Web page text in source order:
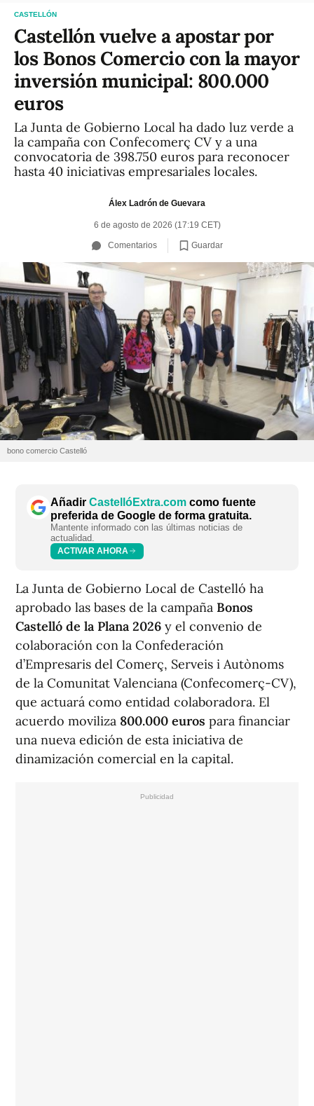
CASTELLÓN
Castellón vuelve a apostar por
los Bonos Comercio con la mayor
inversión municipal: 800.000
euros
La Junta de Gobierno Local ha dado luz verde a
la campaña con Confecomerç CV y a una
convocatoria de 398.750 euros para reconocer
hasta 40 iniciativas empresariales locales.
Álex Ladrón de Guevara
6 de agosto de 2026 (17:19 CET)
Comentarios Guardar
bono comercio Castelló
Añadir CastellóExtra.com como fuente
preferida de Google de forma gratuita.
Mantente informado con las últimas noticias de
actualidad.
ACTIVAR AHORA
La Junta de Gobierno Local de Castelló ha
aprobado las bases de la campaña Bonos
Castelló de la Plana 2026 y el convenio de
colaboración con la Confederación
d’Empresaris del Comerç, Serveis i Autònoms
de la Comunitat Valenciana (Confecomerç-CV),
que actuará como entidad colaboradora. El
acuerdo moviliza 800.000 euros para financiar
una nueva edición de esta iniciativa de
dinamización comercial en la capital.